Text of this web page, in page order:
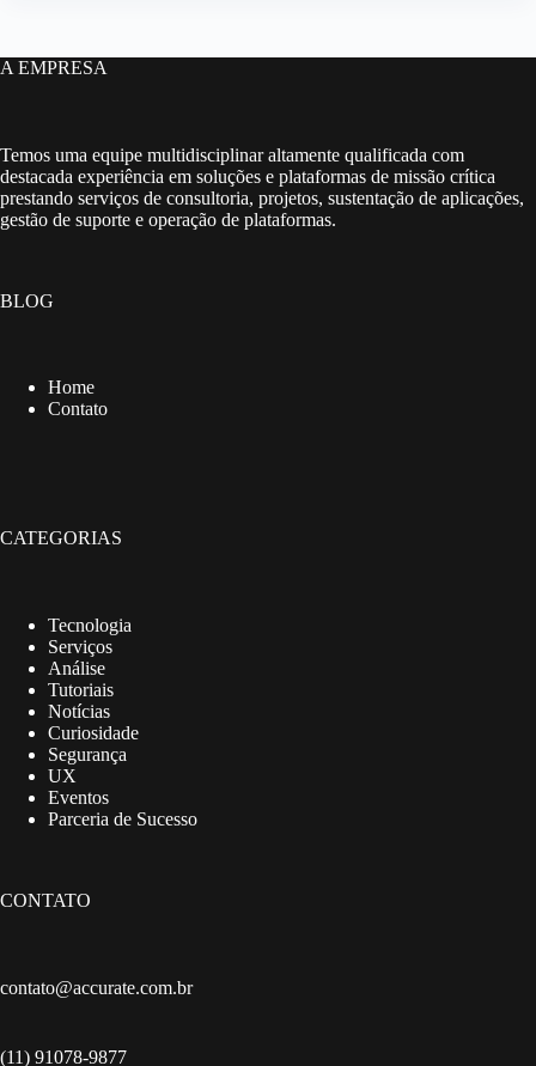
A EMPRESA
Temos uma equipe multidisciplinar altamente qualificada com
destacada experiência em soluções e plataformas de missão crítica
prestando serviços de consultoria, projetos, sustentação de aplicações,
gestão de suporte e operação de plataformas.
BLOG
Home
Contato
CATEGORIAS
Tecnologia
Serviços
Análise
Tutoriais
Notícias
Curiosidade
Segurança
UX
Eventos
Parceria de Sucesso
CONTATO
contato@accurate.com.br
(11) 91078-9877